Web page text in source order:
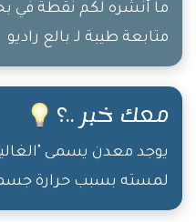
ما أنشره لكم نقطة في
متابعة طيبة لـ بالع راديو
معك خبر ..؟
يوجد معدن يسمى
لمسته بسبب حرارة